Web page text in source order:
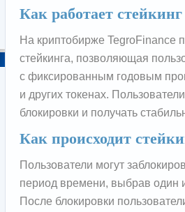
Как работает
На криптобирже TegroFinance
стейкинга, позволяющая
с фиксированным годовым
и других токенах.
блокировки и получать
Как происходит
Пользователи могут
период времени, выбрав один
После блокировки